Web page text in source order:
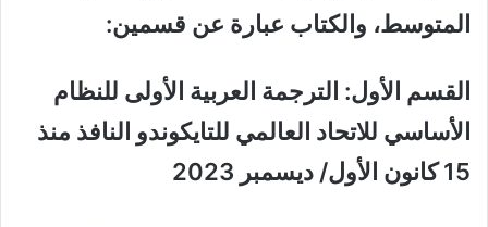
المتوسط، والكتاب عبارة عن قسمين:
القسم الأول: الترجمة العربية الأولى للنظام
الأساسي للاتحاد العالمي للتايكوندو النافذ منذ
15 كانون الأول/ ديسمبر 2023